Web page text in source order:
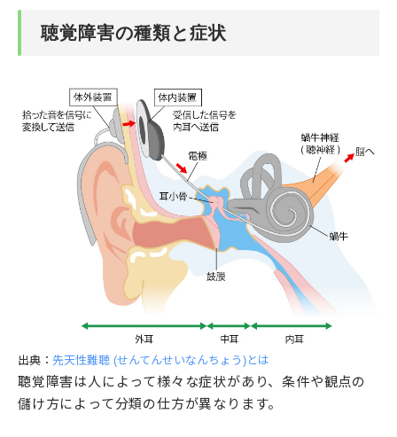
聴覚障害の種類と症状
出典： 先天性難聴 (せんてんせいなんちょう)とは
聴覚障害は人によって様々な症状があり、条件や観点の
儲け方によって分類の仕方が異なります。